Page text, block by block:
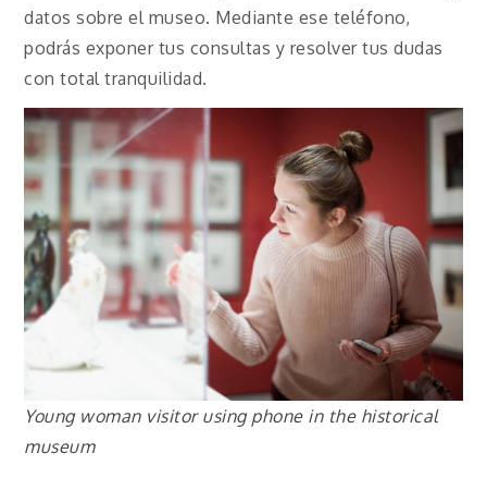
datos sobre el museo. Mediante ese teléfono,
podrás exponer tus consultas y resolver tus dudas
con total tranquilidad.
Young woman visitor using phone in the historical
museum